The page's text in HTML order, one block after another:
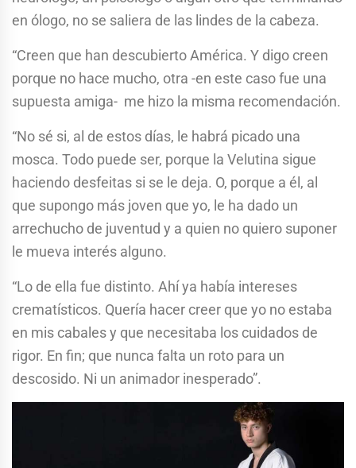
en ólogo, no se saliera de las lindes de la cabeza.
“Creen que han descubierto América. Y digo creen
porque no hace mucho, otra -en este caso fue una
supuesta amiga- me hizo la misma recomendación.
“No sé si, al de estos días, le habrá picado una
mosca. Todo puede ser, porque la Velutina sigue
haciendo desfeitas si se le deja. O, porque a él, al
que supongo más joven que yo, le ha dado un
arrechucho de juventud y a quien no quiero suponer
le mueva interés alguno.
“Lo de ella fue distinto. Ahí ya había intereses
crematísticos. Quería hacer creer que yo no estaba
en mis cabales y que necesitaba los cuidados de
rigor. En fin; que nunca falta un roto para un
descosido. Ni un animador inesperado”.